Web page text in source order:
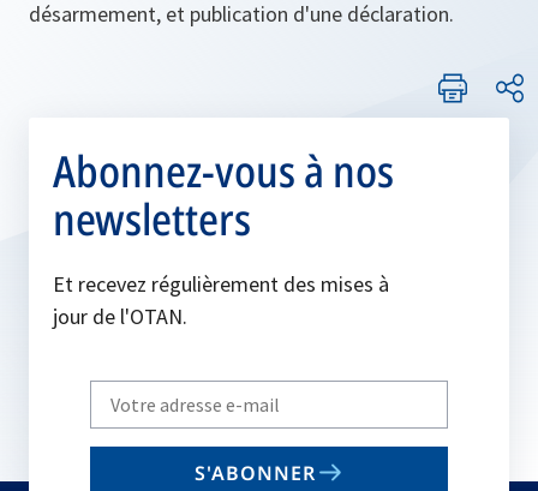
désarmement, et publication d'une déclaration.
Abonnez-vous à nos
newsletters
Et recevez régulièrement des mises à
jour de l'OTAN.
Write
your
email
S'ABONNER